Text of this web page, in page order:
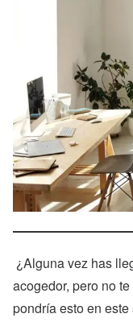
¿Alguna vez has
acogedor, pero no
pondría esto en este